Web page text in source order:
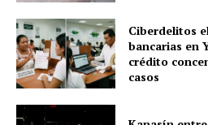
Ciberdelitos
bancarias en
crédito
casos